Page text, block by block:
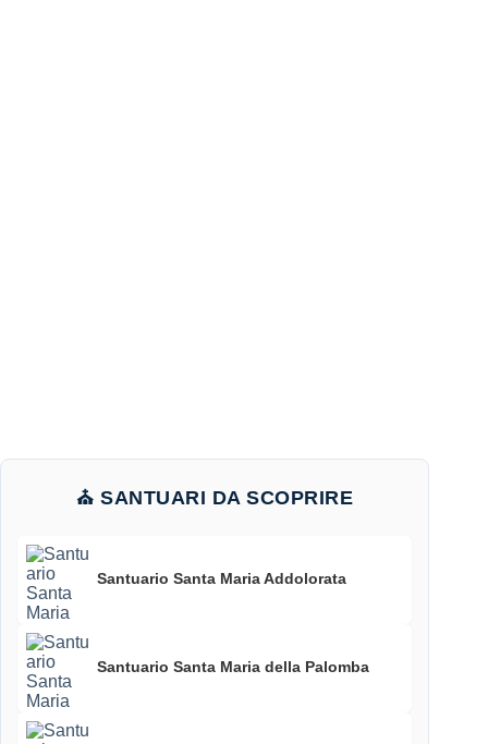
⛪ SANTUARI DA SCOPRIRE
Santuario Santa Maria Addolorata
Santuario Santa Maria della Palomba